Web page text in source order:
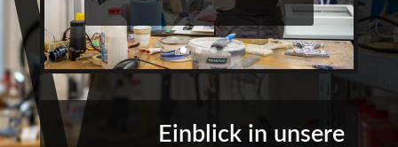
Einblick in unsere